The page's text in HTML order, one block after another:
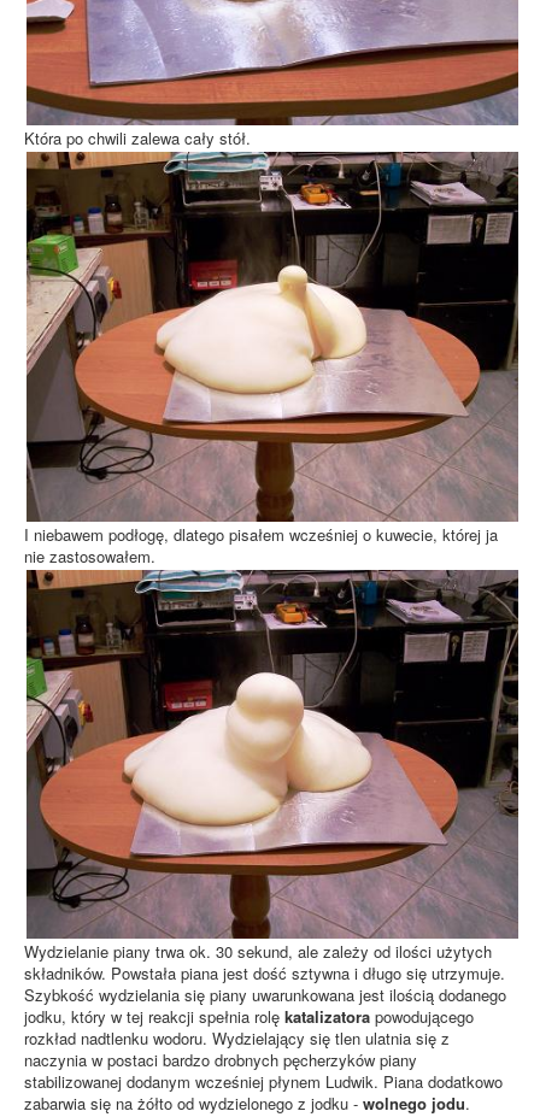
Która po chwili zalewa cały stół.
I niebawem podłogę, dlatego pisałem wcześniej o kuwecie, której ja
nie zastosowałem.
Wydzielanie piany trwa ok. 30 sekund, ale zależy od ilości użytych
składników. Powstała piana jest dość sztywna i długo się utrzymuje.
Szybkość wydzielania się piany uwarunkowana jest ilością dodanego
jodku, który w tej reakcji spełnia rolę katalizatora powodującego
rozkład nadtlenku wodoru. Wydzielający się tlen ulatnia się z
naczynia w postaci bardzo drobnych pęcherzyków piany
stabilizowanej dodanym wcześniej płynem Ludwik. Piana dodatkowo
zabarwia się na żółto od wydzielonego z jodku - wolnego jodu.